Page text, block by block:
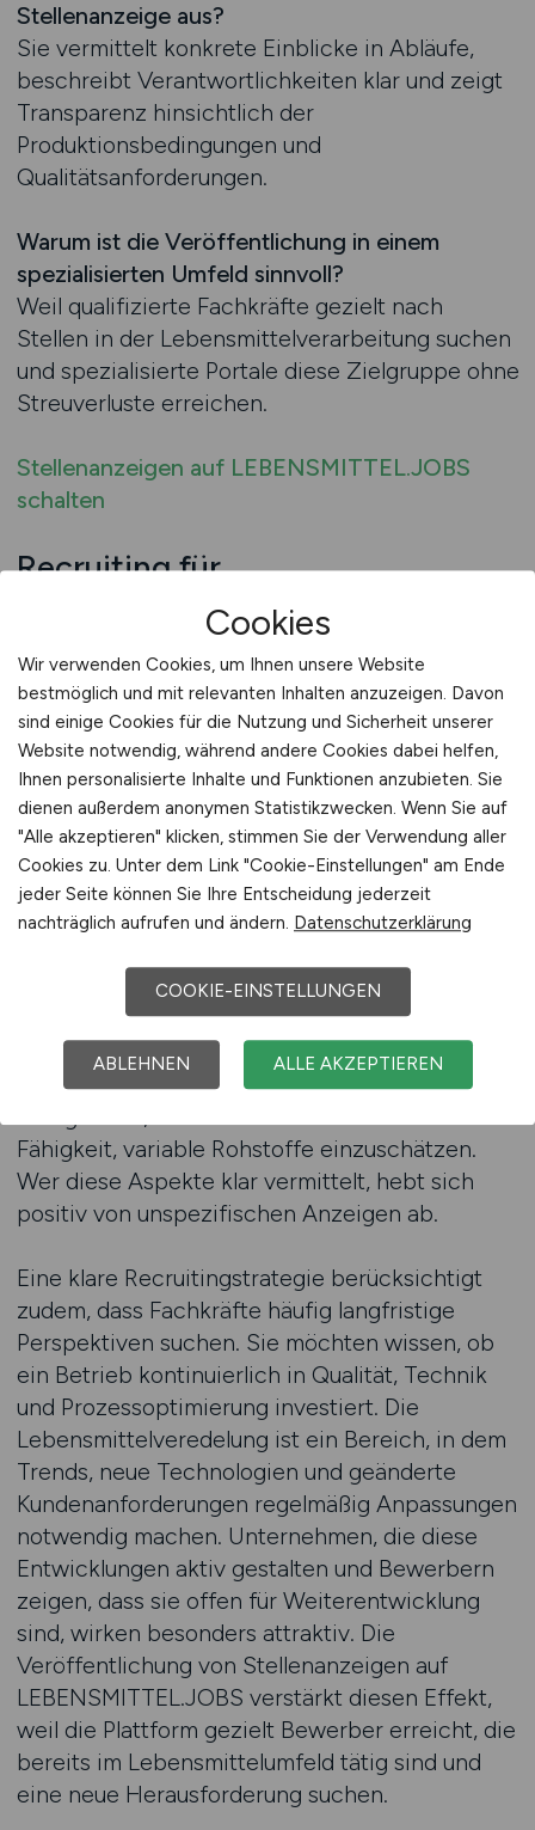
Stellenanzeige aus?
Sie vermittelt konkrete Einblicke in Abläufe,
beschreibt Verantwortlichkeiten klar und zeigt
Transparenz hinsichtlich der
Produktionsbedingungen und
Qualitätsanforderungen.
Warum ist die Veröffentlichung in einem
spezialisierten Umfeld sinnvoll?
Weil qualifizierte Fachkräfte gezielt nach
Stellen in der Lebensmittelverarbeitung suchen
und spezialisierte Portale diese Zielgruppe ohne
Streuverluste erreichen.
Stellenanzeigen auf LEBENSMITTEL.JOBS
schalten
Recruiting für
Veredelungsprozesse –
LEBENSMITTEL.JOBS
Das Recruiting für die Lebensmittelveredelung
stellt besondere Anforderungen, weil der
Bereich stark von Erfahrung, Präzision und
Prozessverständnis geprägt ist. Bewerber
möchten erkennen, wie ein Unternehmen seine
Veredelungsprozesse organisiert, welche
Standards gelten und wie Produktionslinien
strukturiert sind. Arbeitgeber, die dies
Vertrauen und überzeugen qualifizierte
Fachkräfte. Ein weiterer grundlegender Punkt ist
die Kommunikation realistischer Anforderungen:
Viele Veredelungsprozesse erfordern manuelle
Fähigkeit, variable Rohstoffe einzuschätzen.
Wer diese Aspekte klar vermittelt, hebt sich
positiv von unspezifischen Anzeigen ab.
Eine klare Recruitingstrategie berücksichtigt
zudem, dass Fachkräfte häufig langfristige
Perspektiven suchen. Sie möchten wissen, ob
ein Betrieb kontinuierlich in Qualität, Technik
und Prozessoptimierung investiert. Die
Lebensmittelveredelung ist ein Bereich, in dem
Trends, neue Technologien und geänderte
Kundenanforderungen regelmäßig Anpassungen
notwendig machen. Unternehmen, die diese
Entwicklungen aktiv gestalten und Bewerbern
zeigen, dass sie offen für Weiterentwicklung
sind, wirken besonders attraktiv. Die
Veröffentlichung von Stellenanzeigen auf
LEBENSMITTEL.JOBS verstärkt diesen Effekt,
weil die Plattform gezielt Bewerber erreicht, die
bereits im Lebensmittelumfeld tätig sind und
eine neue Herausforderung suchen.
Cookies
Wir verwenden Cookies, um Ihnen unsere Website
bestmöglich und mit relevanten Inhalten anzuzeigen. Davon
sind einige Cookies für die Nutzung und Sicherheit unserer
Website notwendig, während andere Cookies dabei helfen,
Ihnen personalisierte Inhalte und Funktionen anzubieten. Sie
dienen außerdem anonymen Statistikzwecken. Wenn Sie auf
"Alle akzeptieren" klicken, stimmen Sie der Verwendung aller
Cookies zu. Unter dem Link "Cookie-Einstellungen" am Ende
jeder Seite können Sie Ihre Entscheidung jederzeit
nachträglich aufrufen und ändern. Datenschutzerklärung
COOKIE-EINSTELLUNGEN
ABLEHNEN ALLE AKZEPTIEREN